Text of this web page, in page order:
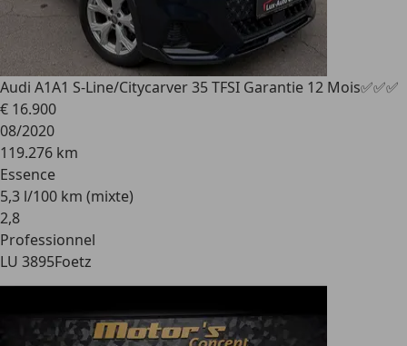
Audi A1A1 S-Line/Citycarver 35 TFSI Garantie 12 Mois✅✅✅
€ 16.900
08/2020
119.276 km
Essence
5,3 l/100 km (mixte)
2,8
Professionnel
LU 3895Foetz